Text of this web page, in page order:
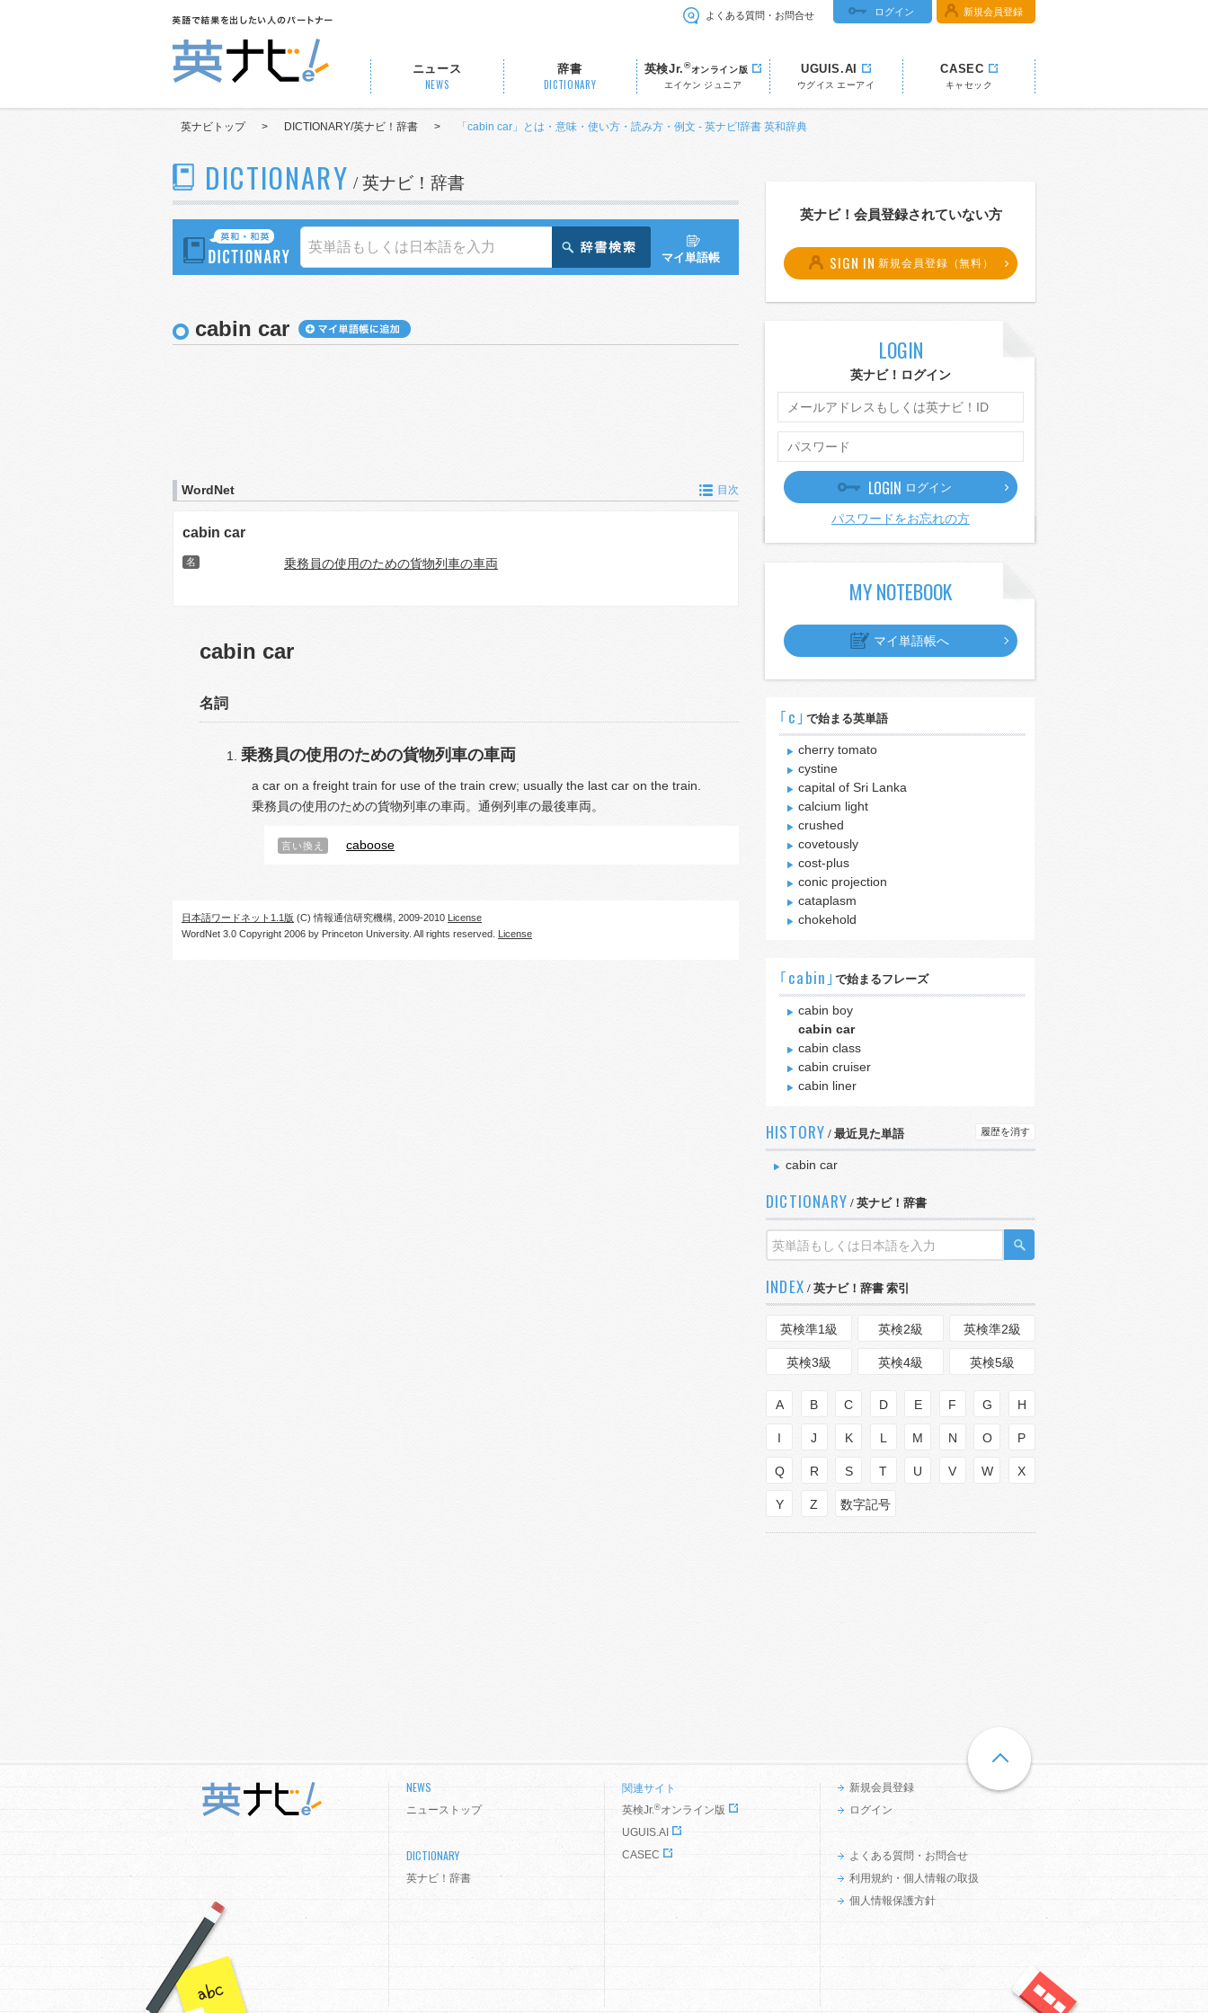
よくある質問・お問合せ ログイン 新規会員登録
ニュース
NEWS
辞書
DICTIONARY
英検Jr.®オンライン版
エイケン ジュニア
UGUIS.AI
ウグイス エーアイ
CASEC
キャセック
英ナビトップ > DICTIONARY/英ナビ！辞書 > 「cabin car」とは・意味・使い方・読み方・例文 - 英ナビ!辞書 英和辞典
DICTIONARY / 英ナビ！辞書
マイ単語帳
cabin car
WordNet 目次
cabin car
名 乗務員の使用のための貨物列車の車両
cabin car
名詞
乗務員の使用のための貨物列車の車両
a car on a freight train for use of the train crew; usually the last car on the train.
乗務員の使用のための貨物列車の車両。通例列車の最後車両。
言い換え caboose
日本語ワードネット1.1版 (C) 情報通信研究機構, 2009-2010 License
WordNet 3.0 Copyright 2006 by Princeton University. All rights reserved. License
英ナビ！会員登録されていない方
SIGN IN 新規会員登録（無料）
LOGIN
英ナビ！ログイン
LOGIN ログイン
パスワードをお忘れの方
MY NOTEBOOK
マイ単語帳へ
｢c｣ で始まる英単語
cherry tomato
cystine
capital of Sri Lanka
calcium light
crushed
covetously
cost-plus
conic projection
cataplasm
chokehold
｢cabin｣で始まるフレーズ
cabin boy
cabin car
cabin class
cabin cruiser
cabin liner
HISTORY / 最近見た単語 履歴を消す
cabin car
DICTIONARY / 英ナビ！辞書
INDEX / 英ナビ！辞書 索引
英検準1級 英検2級 英検準2級
英検3級 英検4級 英検5級
A B C D E F G H
I J K L M N O P
Q R S T U V W X
Y Z 数字記号
NEWS
ニューストップ
DICTIONARY
英ナビ！辞書
関連サイト
英検Jr.®オンライン版
UGUIS.AI
CASEC
新規会員登録
ログイン
よくある質問・お問合せ
利用規約・個人情報の取扱
個人情報保護方針